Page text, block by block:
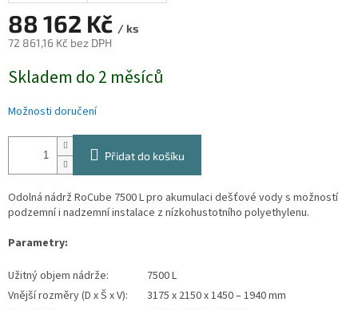
88 162 Kč / ks
72 861,16 Kč bez DPH
cena:
Skladem do 2 měsíců
Možnosti doručení
Přidat do košíku
Odolná nádrž RoCube 7500 L pro akumulaci dešťové vody s možností
podzemní i nadzemní instalace z nízkohustotního polyethylenu.
Parametry:
Užitný objem nádrže:
7500 L
Vnější rozměry (D x Š x V):
3175 x 2150 x 1450 – 1940 mm